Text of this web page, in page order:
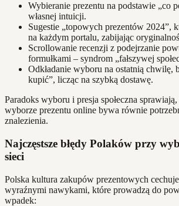
Wybieranie prezentu na podstawie „co
własnej intuicji.
Sugestie „topowych prezentów 2024”,
na każdym portalu, zabijając
Scrollowanie recenzji z podejrzanie
formułkami – syndrom „fałszywej
Odkładanie wyboru na ostatnią chwilę,
kupić”, licząc na szybką dostawę.
Paradoks wyboru i presja społeczna sprawiają,
wyborze prezentu online bywa równie
znalezienia.
Najczęstsze błędy Polaków przy
sieci
Polska kultura zakupów prezentowych
wyraźnymi nawykami, które prowadzą do
wpadek: